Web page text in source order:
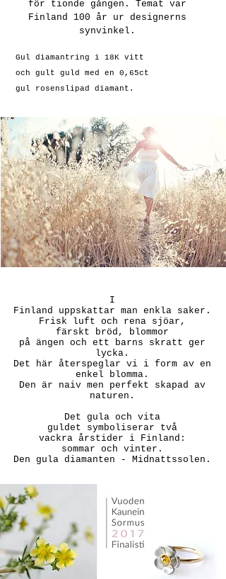
för tionde gången. Temat var
Finland 100 år ur designerns
synvinkel.
Gul diamantring i 18K vitt
och gult guld med en 0,65ct
gul rosenslipad diamant.
I
Finland uppskattar man enkla saker.
Frisk luft och rena sjöar,
färskt bröd, blommor
på ängen och ett barns skratt ger
lycka.
Det här återspeglar vi i form av en
enkel blomma.
Den är naiv men perfekt skapad av
naturen.
Det gula och vita
guldet symboliserar två
vackra årstider i Finland:
sommar och vinter.
Den gula diamanten - Midnattssolen.